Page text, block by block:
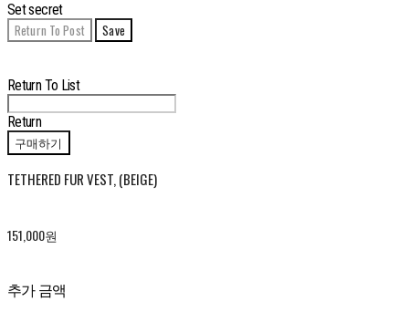
Set secret
Return To Post Save
Return To List
Return
구매하기
TETHERED FUR VEST, (BEIGE)
151,000원
추가 금액